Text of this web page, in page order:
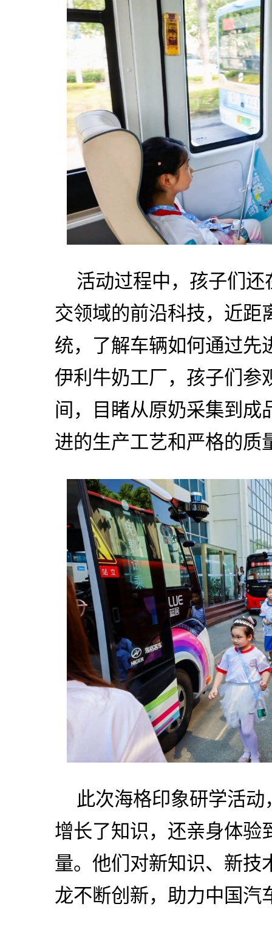
活动过程中，孩子们
交领域的前沿科技，近距
统，了解车辆如何通过先
伊利牛奶工厂，孩子们参
间，目睹从原奶采集到成
进的生产工艺和严格的质
此次海格印象研学活
增长了知识，还亲身体验
量。他们对新知识、新技
龙不断创新，助力中国汽